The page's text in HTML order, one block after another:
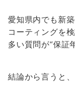
愛知県内でも新
コーティングを
多い質問が“保証
結論から言うと、